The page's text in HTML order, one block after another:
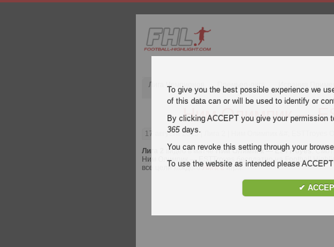
Лига Чемпионов Премьер-лига Испания
Ним Олимпик —
17 августа 2013| Лига 2 | Ним Олимпик &#; ESTTroyes
Лига 2 видео в матчеНим Олимпик — ESTTroyes.
Ним Олимпик — ESTTroyes бесплатно на Football
все цели каждогоЛига 2 игра.
To give you the best possible experience we
of this data can or will be used to identify or
By clicking ACCEPT you give your
365days.
You can revoke this setting through your
To use the website as intended please ACCEPT
✔